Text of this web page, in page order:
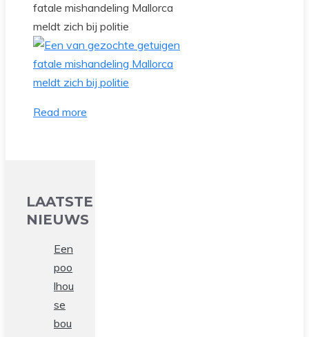
fatale mishandeling Mallorca
meldt zich bij politie
Read more
LAATSTE
NIEUWS
Een
poo
lhou
se
bou